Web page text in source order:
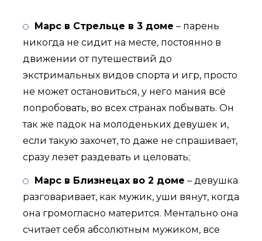
Марс в Стрельце в 3 доме – парень
никогда не сидит на месте, постоянно в
движении от путешествий до
экстримальных видов спорта и игр, просто
не может остановиться, у него мания всё
попробовать, во всех странах побывать. Он
так же падок на молоденьких девушек и,
если такую захочет, то даже не спрашивает,
сразу лезет раздевать и целовать;
Марс в Близнецах во 2 доме – девушка
разговаривает, как мужик, уши вянут, когда
она громогласно матерится. Ментально она
считает себя абсолютным мужиком, все